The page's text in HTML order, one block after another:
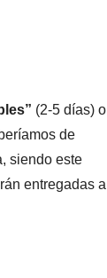
(2-5 días) o
de
siendo este
entregadas a